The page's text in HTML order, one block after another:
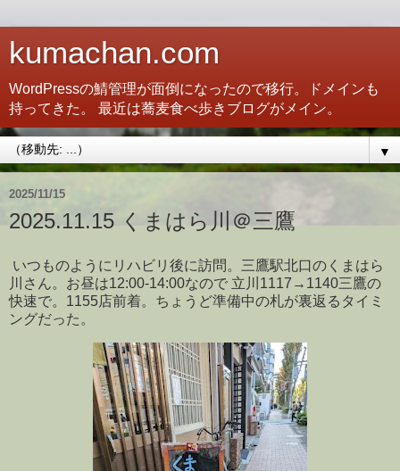
kumachan.com
WordPressの鯖管理が面倒になったので移行。ドメインも
持ってきた。 最近は蕎麦食べ歩きブログがメイン。
▼
2025/11/15
2025.11.15 くまはら川＠三鷹
いつものようにリハビリ後に訪問。三鷹駅北口のくまはら
川さん。お昼は12:00-14:00なので 立川1117→1140三鷹の
快速で。1155店前着。ちょうど準備中の札が裏返るタイミ
ングだった。